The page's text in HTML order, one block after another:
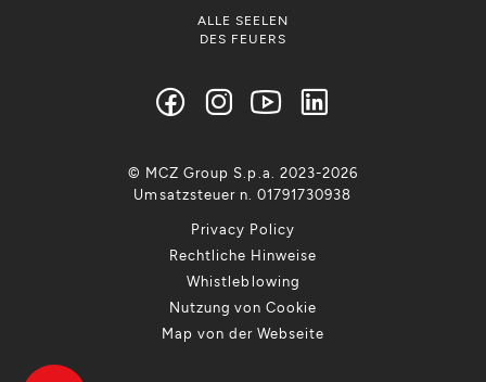
ALLE SEELEN
DES FEUERS
Privacy Policy
Rechtliche Hinweise
Whistleblowing
Nutzung von Cookie
Map von der Webseite
© MCZ Group S.p.a. 2023-2026
Umsatzsteuer n. 01791730938